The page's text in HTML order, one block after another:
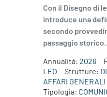
Con il Disegno di
introduce una
secondo
passaggio
Annualità: 2026
LEO
Strutture:
AFFARI
Tipologia: